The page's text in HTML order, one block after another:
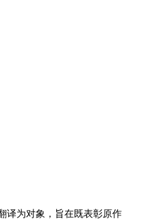
译为对象，旨在既表彰原作